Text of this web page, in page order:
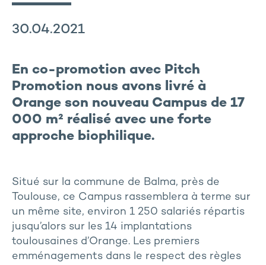
30.04.2021
En co-promotion avec Pitch
Promotion nous avons livré à
Orange son nouveau Campus de 17
000 m² réalisé avec une forte
approche biophilique.
Situé sur la commune de Balma, près de
Toulouse, ce Campus rassemblera à terme sur
un même site, environ 1 250 salariés répartis
jusqu’alors sur les 14 implantations
toulousaines d’Orange. Les premiers
emménagements dans le respect des règles